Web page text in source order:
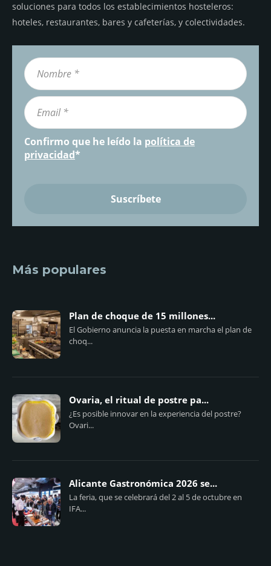
soluciones para todos los establecimientos hosteleros:
hoteles, restaurantes, bares y cafeterías, y colectividades.
Confirmo que he leído la política de
privacidad*
Más populares
Plan de choque de 15 millones...
El Gobierno anuncia la puesta en marcha el plan de
choq...
Ovaria, el ritual de postre pa...
¿Es posible innovar en la experiencia del postre?
Ovari...
Alicante Gastronómica 2026 se...
La feria, que se celebrará del 2 al 5 de octubre en
IFA...